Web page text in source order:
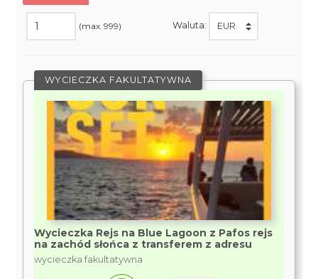
(max. 999) Waluta:
WYCIECZKA FAKULTATYWNA
Wycieczka Rejs na Blue Lagoon z Pafos rejs
na zachód słońca z transferem z adresu
wycieczka fakultatywna